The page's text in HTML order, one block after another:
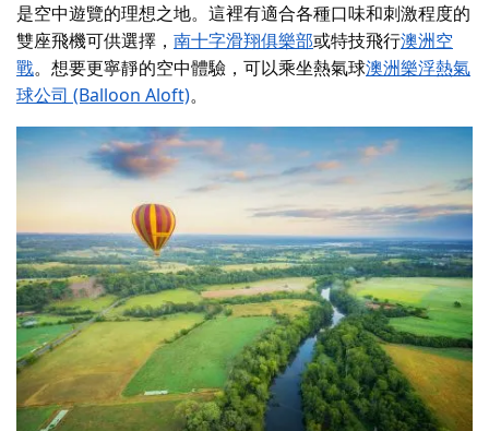
是空中遊覽的理想之地。這裡有適合各種口味和刺激程度的
雙座飛機可供選擇， 南十字滑翔俱樂部或特技飛行澳洲空
戰。 想要更寧靜的空中體驗，可以乘坐熱氣球澳洲樂浮熱氣
球公司 (Balloon Aloft)。